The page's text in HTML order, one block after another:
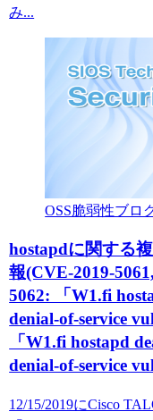
み...
OSS脆弱性ブロ
hostapdに関する
報(CVE-2019-
5062: 「W1.fi
denial-of-service
「W1.fi hostapd
denial-of-service
12/15/2019にCisco